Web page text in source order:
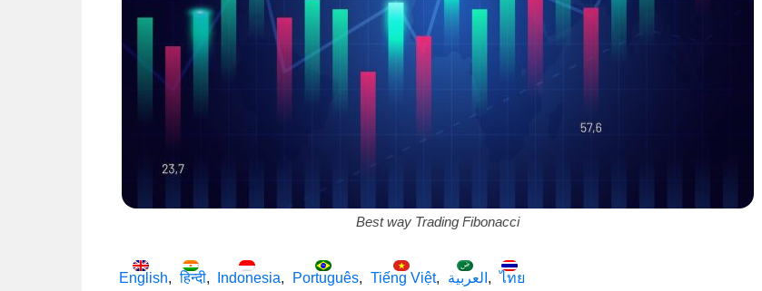
Best way Trading Fibonacci
English हिन्दी Indonesia Português Tiếng Việt العربية ไทย